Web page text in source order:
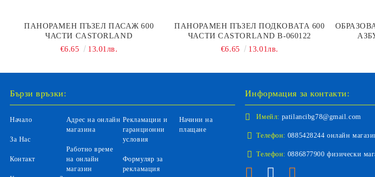
ПАНОРАМЕН ПЪЗЕЛ ПАСАЖ 600
ЧАСТИ CASTORLAND
€6.65
13.01лв.
ПАНОРАМЕН ПЪЗЕЛ ПОДКОВАТА 600
ЧАСТИ CASTORLAND B-060122
€6.65
13.01лв.
Бързи връзки:
Начало
За Нас
Контакт
Адрес на онлайн
магазина
Работно време
на онлайн
магазин
Рекламации и
гаранционни
условия
Формуляр за
рекламация
Начини на
плащане
Информация за контакти:
Имейл: patilancibg78@gmail.com
Телефон: 0885428244 онлайн
Телефон: 0886877900 физически